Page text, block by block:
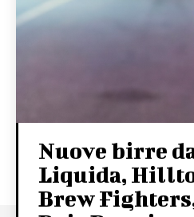
Nuove birre
Liquida,
Brew